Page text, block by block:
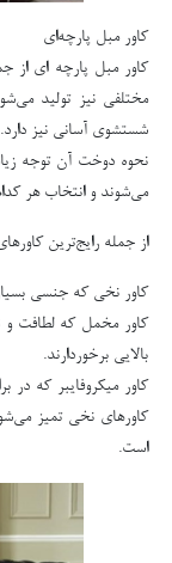
کاور مبل پارچه‌ای
کاور مبل پارچه ای از
مختلفی نیز تولید
شستشوی آسانی نیز
نحوه دوخت آن توجه
می‌شوند و انتخاب هر
از جمله رایج‌ترین
کاور نخی که جنسی
کاور مخمل که لطافت و
بالایی برخوردارند.
کاور میکروفایبر که در
کاورهای نخی تمیز
است.